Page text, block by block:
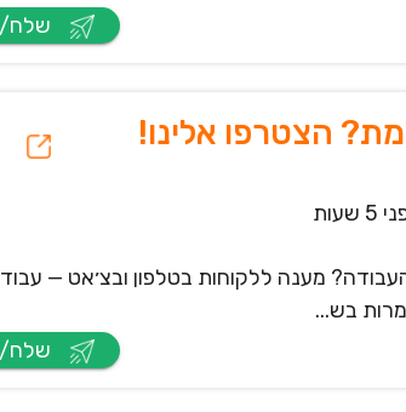
הצטרפו אלינו!
שעות
מענה ללקוחות בטלפון ובצ׳אט —